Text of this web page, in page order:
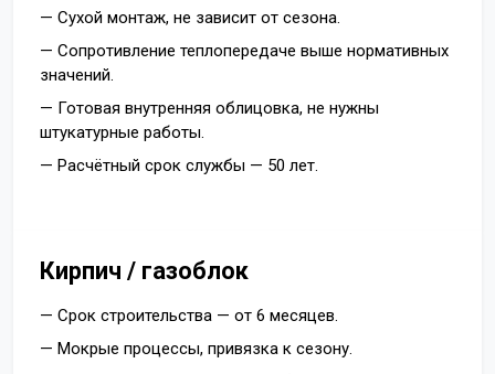
— Сухой монтаж, не зависит от сезона.
— Сопротивление теплопередаче выше нормативных
значений.
— Готовая внутренняя облицовка, не нужны
штукатурные работы.
— Расчётный срок службы — 50 лет.
Кирпич / газоблок
— Срок строительства — от 6 месяцев.
— Мокрые процессы, привязка к сезону.